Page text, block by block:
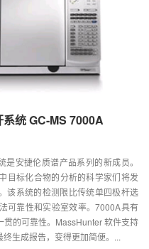
统 GC-MS 7000A
安捷伦质谱产品系列的新成员。
目标化合物的分析的科学家们将发
该系统的检测限比传统单四极杆选
可靠性和实验室效率。7000A具有
的可靠性。MassHunter 软件支持
生成报告，变得更加简便。...